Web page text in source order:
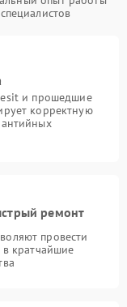
специалистов
и прошедшие
корректную
ремонт
провести
в кратчайшие